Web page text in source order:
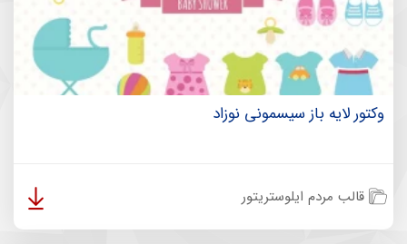
وکتور لایه باز سیسمونی نوزاد
قالب مردم ایلوستریتور